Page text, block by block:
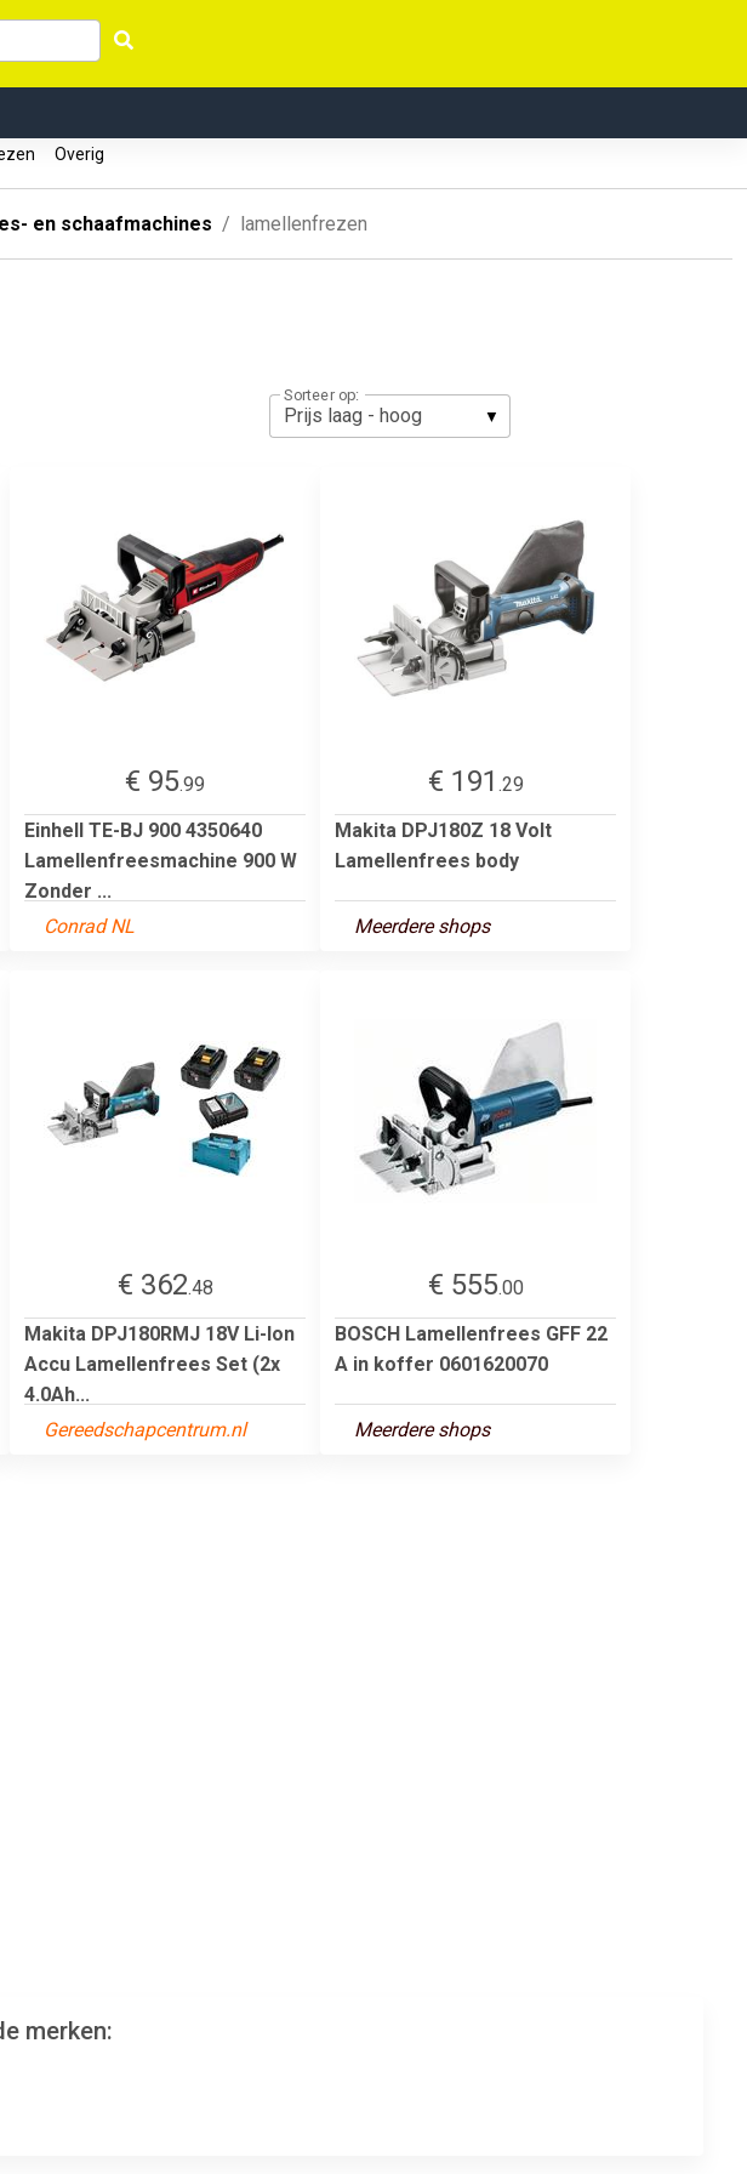
Overig
en schaafmachines lamellenfrezen
Sorteer op:
€ 95.99
Einhell TE-BJ 900 4350640
Lamellenfreesmachine 900 W
Zonder ...
Conrad NL
€ 191 .29
Makita DPJ180Z 18 Volt
Lamellenfrees body
Meerdere shops
€ 362.48
Makita DPJ180RMJ 18V Li-Ion
Accu Lamellenfrees Set (2x
4.0Ah...
Gereedschapcentrum.nl
€ 555.00
BOSCH Lamellenfrees GFF 22
A in koffer 0601620070
Meerdere shops
merken: